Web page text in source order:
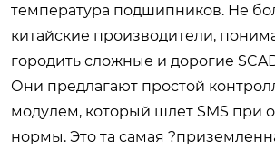
температура подшипников. Не
китайские производители,
городить сложные и дорогие
Они предлагают простой
модулем, который шлет SMS при
нормы. Это та самая